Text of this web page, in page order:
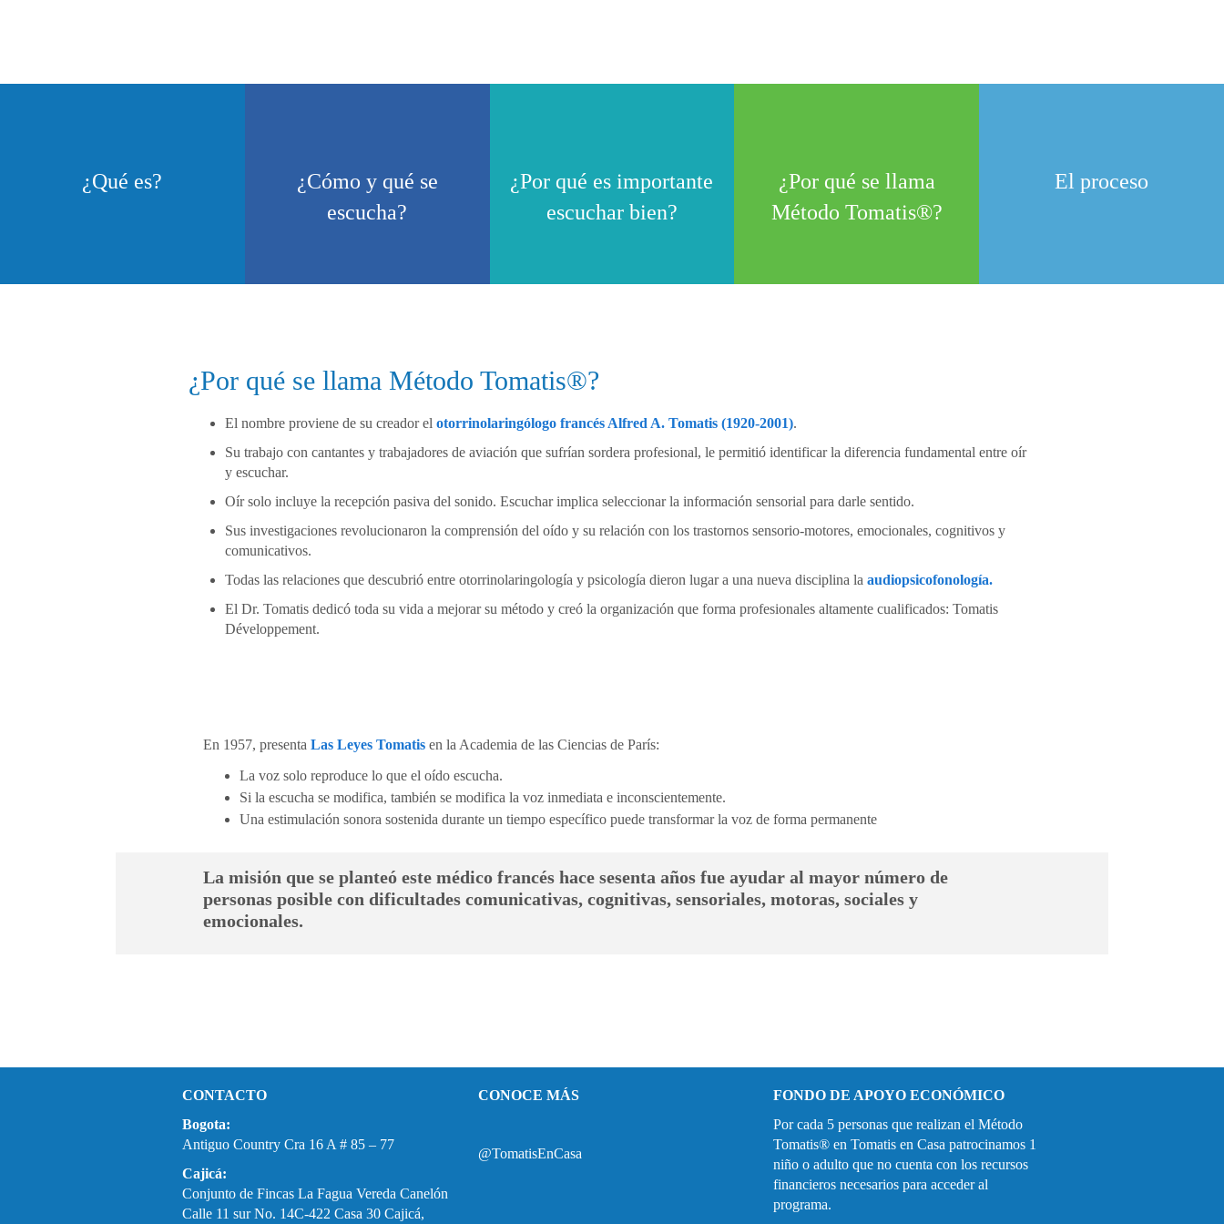
¿Qué es?
¿Cómo y qué se
escucha?
¿Por qué es importante
escuchar bien?
¿Por qué se llama
Método Tomatis®?
El proceso
¿Por qué se llama Método Tomatis®?
El nombre proviene de su creador el otorrinolaringólogo francés Alfred A. Tomatis (1920-2001).
Su trabajo con cantantes y trabajadores de aviación que sufrían sordera profesional, le permitió identificar la diferencia fundamental entre oír
y escuchar.
Oír solo incluye la recepción pasiva del sonido. Escuchar implica seleccionar la información sensorial para darle sentido.
Sus investigaciones revolucionaron la comprensión del oído y su relación con los trastornos sensorio-motores, emocionales, cognitivos y
comunicativos.
Todas las relaciones que descubrió entre otorrinolaringología y psicología dieron lugar a una nueva disciplina la audiopsicofonología.
El Dr. Tomatis dedicó toda su vida a mejorar su método y creó la organización que forma profesionales altamente cualificados: Tomatis
Développement.
En 1957, presenta Las Leyes Tomatis en la Academia de las Ciencias de París:
La voz solo reproduce lo que el oído escucha.
Si la escucha se modifica, también se modifica la voz inmediata e inconscientemente.
Una estimulación sonora sostenida durante un tiempo específico puede transformar la voz de forma permanente
La misión que se planteó este médico francés hace sesenta años fue ayudar al mayor número de
personas posible con dificultades comunicativas, cognitivas, sensoriales, motoras, sociales y
emocionales.
CONTACTO
Bogota:
Antiguo Country Cra 16 A # 85 – 77
Cajicá:
Conjunto de Fincas La Fagua Vereda Canelón
Calle 11 sur No. 14C-422 Casa 30 Cajicá,
CONOCE MÁS
@TomatisEnCasa
FONDO DE APOYO ECONÓMICO
Por cada 5 personas que realizan el Método
Tomatis® en Tomatis en Casa patrocinamos 1
niño o adulto que no cuenta con los recursos
financieros necesarios para acceder al
programa.